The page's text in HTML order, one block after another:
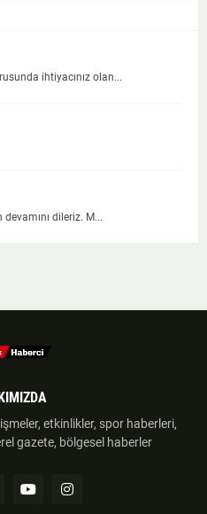
ihtiyacınız olan...
devamını dileriz. M...
etkinlikler, spor haberleri,
gazete, bölgesel haberler